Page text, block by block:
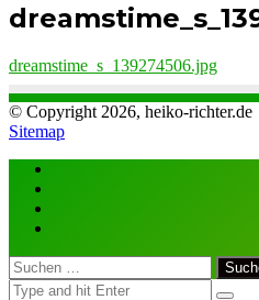
dreamstime_s_139274506.jpg
© Copyright 2026, heiko-richter.de
Sitemap
Close
Suchen
nach: